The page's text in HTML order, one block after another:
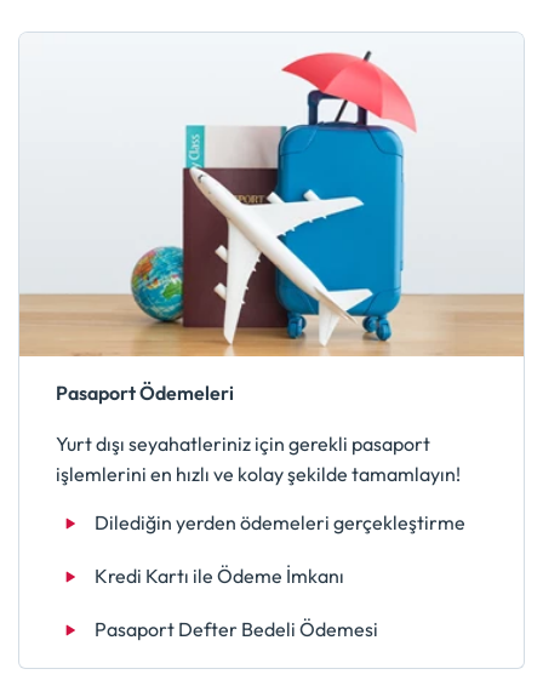
Pasaport Ödemeleri
Yurt dışı seyahatleriniz için gerekli pasaport
işlemlerini en hızlı ve kolay şekilde tamamlayın!
Dilediğin yerden ödemeleri gerçekleştirme
Kredi Kartı ile Ödeme İmkanı
Pasaport Defter Bedeli Ödemesi